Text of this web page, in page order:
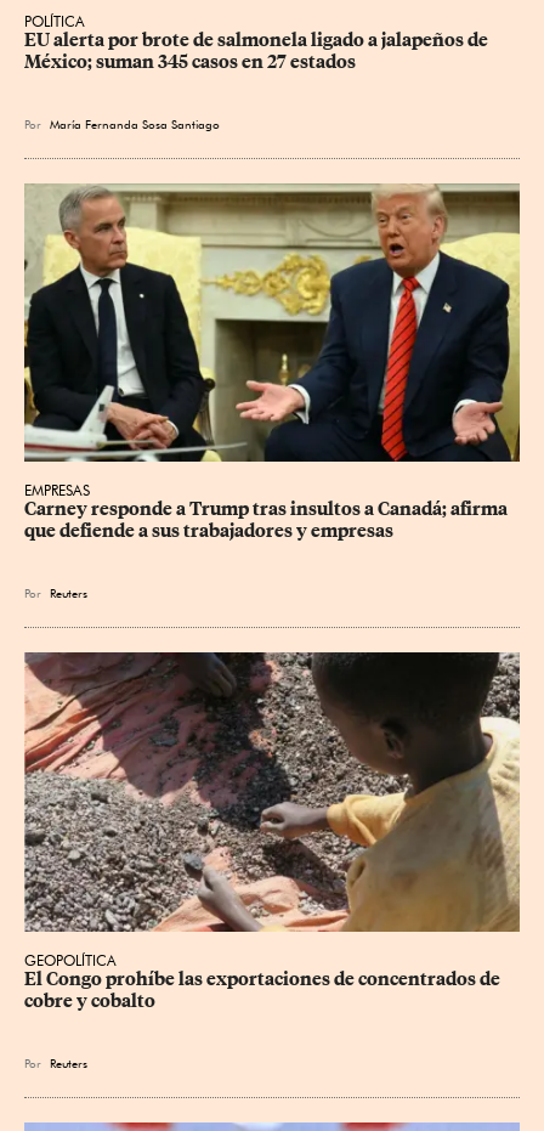
POLÍTICA
EU alerta por brote de salmonela ligado a jalapeños de
México; suman 345 casos en 27 estados
Por María Fernanda Sosa Santiago
EMPRESAS
Carney responde a Trump tras insultos a Canadá; afirma
que defiende a sus trabajadores y empresas
Por Reuters
GEOPOLÍTICA
El Congo prohíbe las exportaciones de concentrados de
cobre y cobalto
Por Reuters